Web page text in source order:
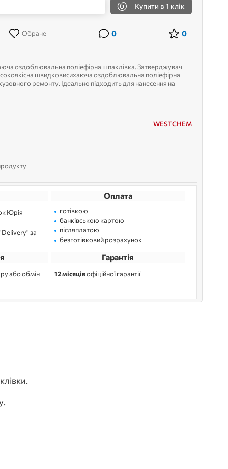
Купити в 1 клік
Обране 0 0
оздоблювальна поліефірна шпаклівка. Затверджувач
швидковисихаюча оздоблювальна поліефірна
ремонту. Ідеально підходить для нанесення на
кузовного ремонту....
WESTCHEM
Юрія
за
Оплата
готівкою
банківською картою
післяплатою
безготівковий розрахунок
або обмін
Гарантія
12 місяцівофіційної гарантії